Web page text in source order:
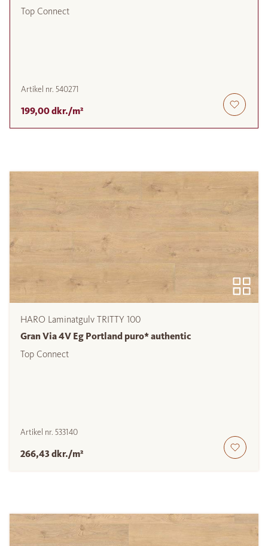
Top Connect
Artikel nr. 540271
199,00 dkr./m²
HARO Laminatgulv TRITTY 100
Gran Via 4V Eg Portland puro* authentic
Top Connect
Artikel nr. 533140
266,43 dkr./m²